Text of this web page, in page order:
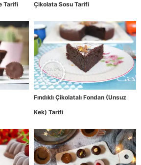
Tarifi Çikolata Sosu Tarifi
Fındıklı Çikolatalı Fondan (Unsuz
Kek) Tarifi